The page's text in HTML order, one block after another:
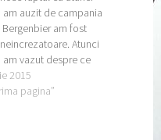
am auzit de campania
Bergenbier am fost
Atunci
am vazut despre ce
si in ce constau
de testare, m-am
2015
pagina”